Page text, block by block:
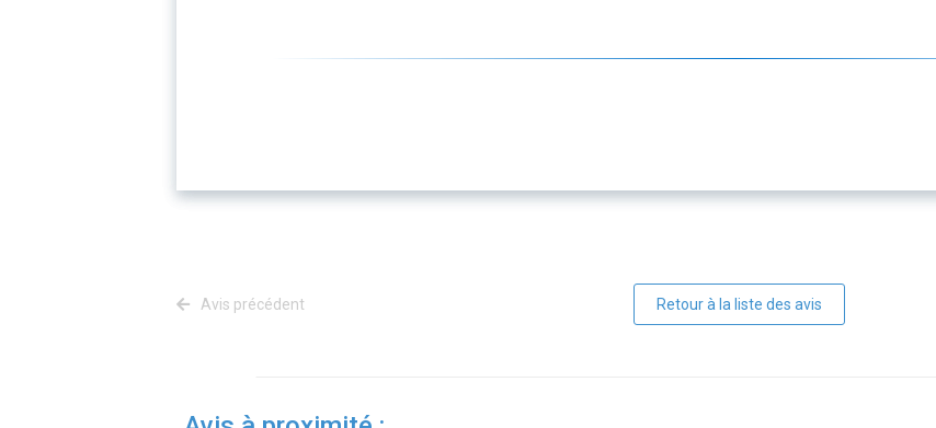
Avis précédent Retour à la liste des avis